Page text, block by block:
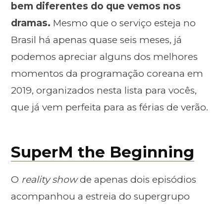
bem diferentes do que vemos nos
dramas. Mesmo que o serviço esteja no
Brasil há apenas quase seis meses, já
podemos apreciar alguns dos melhores
momentos da programação coreana em
2019, organizados nesta lista para vocês,
que já vem perfeita para as férias de verão.
SuperM the Beginning
O reality showde apenas dois episódios
acompanhou a estreia do supergrupo